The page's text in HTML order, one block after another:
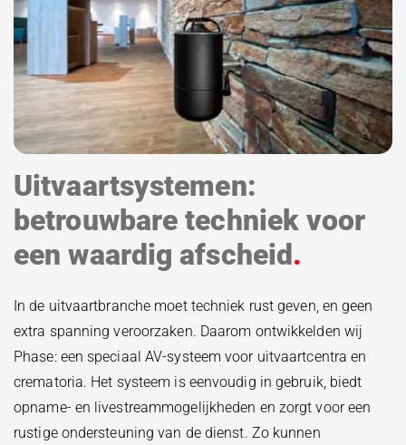
Uitvaartsystemen:
betrouwbare techniek voor
een waardig afscheid
In de uitvaartbranche moet techniek rust geven, en geen
extra spanning veroorzaken. Daarom ontwikkelden wij
Phase: een speciaal AV-systeem voor uitvaartcentra en
crematoria. Het systeem is eenvoudig in gebruik, biedt
opname- en livestreammogelijkheden en zorgt voor een
rustige ondersteuning van de dienst. Zo kunnen